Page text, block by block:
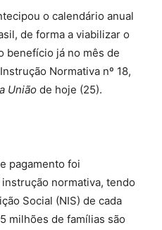
o calendário anual
de forma a viabilizar o
benefício já no mês de
Normativa nº 18,
União de hoje (25).
pagamento foi
normativa, tendo
Social (NIS) de cada
milhões de famílias são